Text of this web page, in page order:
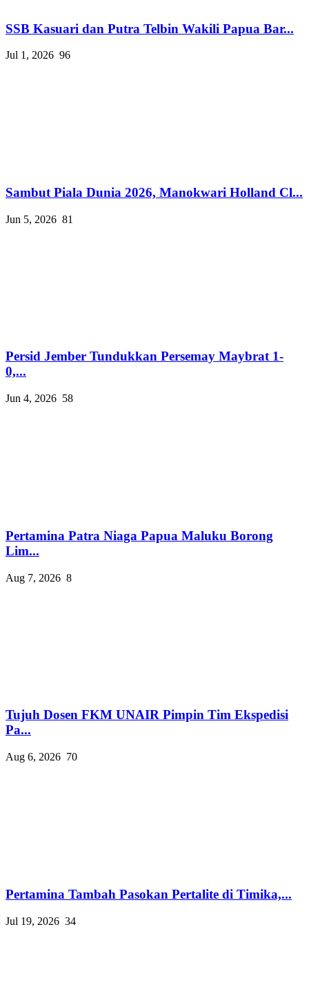
SSB Kasuari dan Putra Telbin Wakili Papua Bar...
Jul 1, 2026 96
Sambut Piala Dunia 2026, Manokwari Holland Cl...
Jun 5, 2026 81
Persid Jember Tundukkan Persemay Maybrat 1-
0,...
Jun 4, 2026 58
Pertamina Patra Niaga Papua Maluku Borong
Lim...
Aug 7, 2026 8
Tujuh Dosen FKM UNAIR Pimpin Tim Ekspedisi
Pa...
Aug 6, 2026 70
Pertamina Tambah Pasokan Pertalite di Timika,...
Jul 19, 2026 34